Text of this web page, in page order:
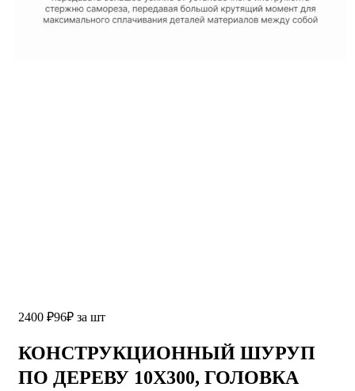
2400 ₽96₽ за шт
КОНСТРУКЦИОННЫЙ ШУРУП
ПО ДЕРЕВУ 10Х300, ГОЛОВКА